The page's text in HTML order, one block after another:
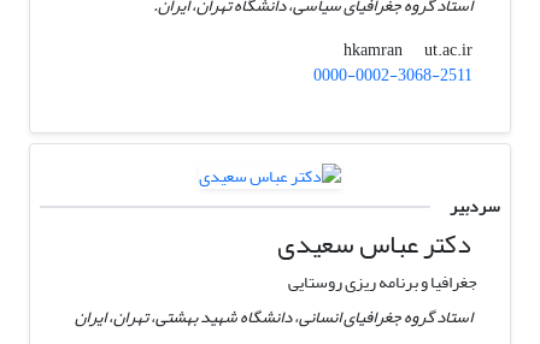
hkamran
ut.ac.ir
0000-0002-3068-2511
سردبیر
دکتر عباس سعیدی
جغرافیا و برنامه ریزی روستایی
استاد گروه جغرافیای انسانی، دانشگاه شهید بهشتی، تهران، ایران